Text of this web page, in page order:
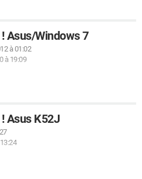
Asus/Windows 7
à 01:02
à 19:09
Asus K52J